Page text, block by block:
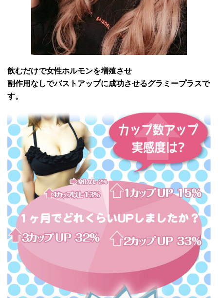
飲むだけで女性ホルモンを増殖させ
副作用なしでバストアップに成功させるグラミープラスで
す。